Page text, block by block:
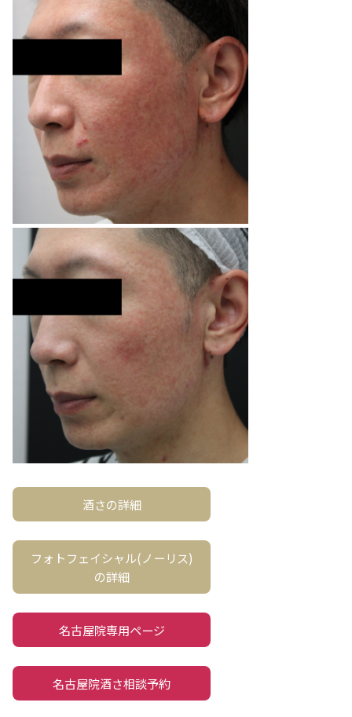
酒さの詳細
フォトフェイシャル(ノーリス)
の詳細
名古屋院専用ページ
名古屋院酒さ相談予約